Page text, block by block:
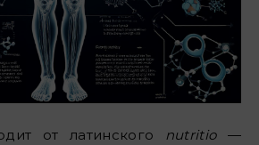
от латинского nutritio—